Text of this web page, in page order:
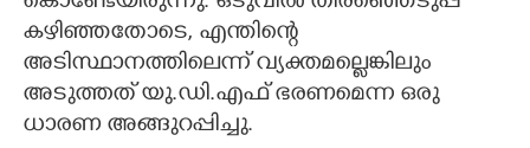
കഴിഞ്ഞതോടെ, എന്തിന്റെ
അടിസ്ഥാനത്തിലെന്ന് വ്യക്തമല്ലെങ്കിലും
അടുത്തത് യു.ഡി.എഫ് ഭരണമെന്ന ഒരു
ധാരണ അങ്ങുറപ്പിച്ചു.